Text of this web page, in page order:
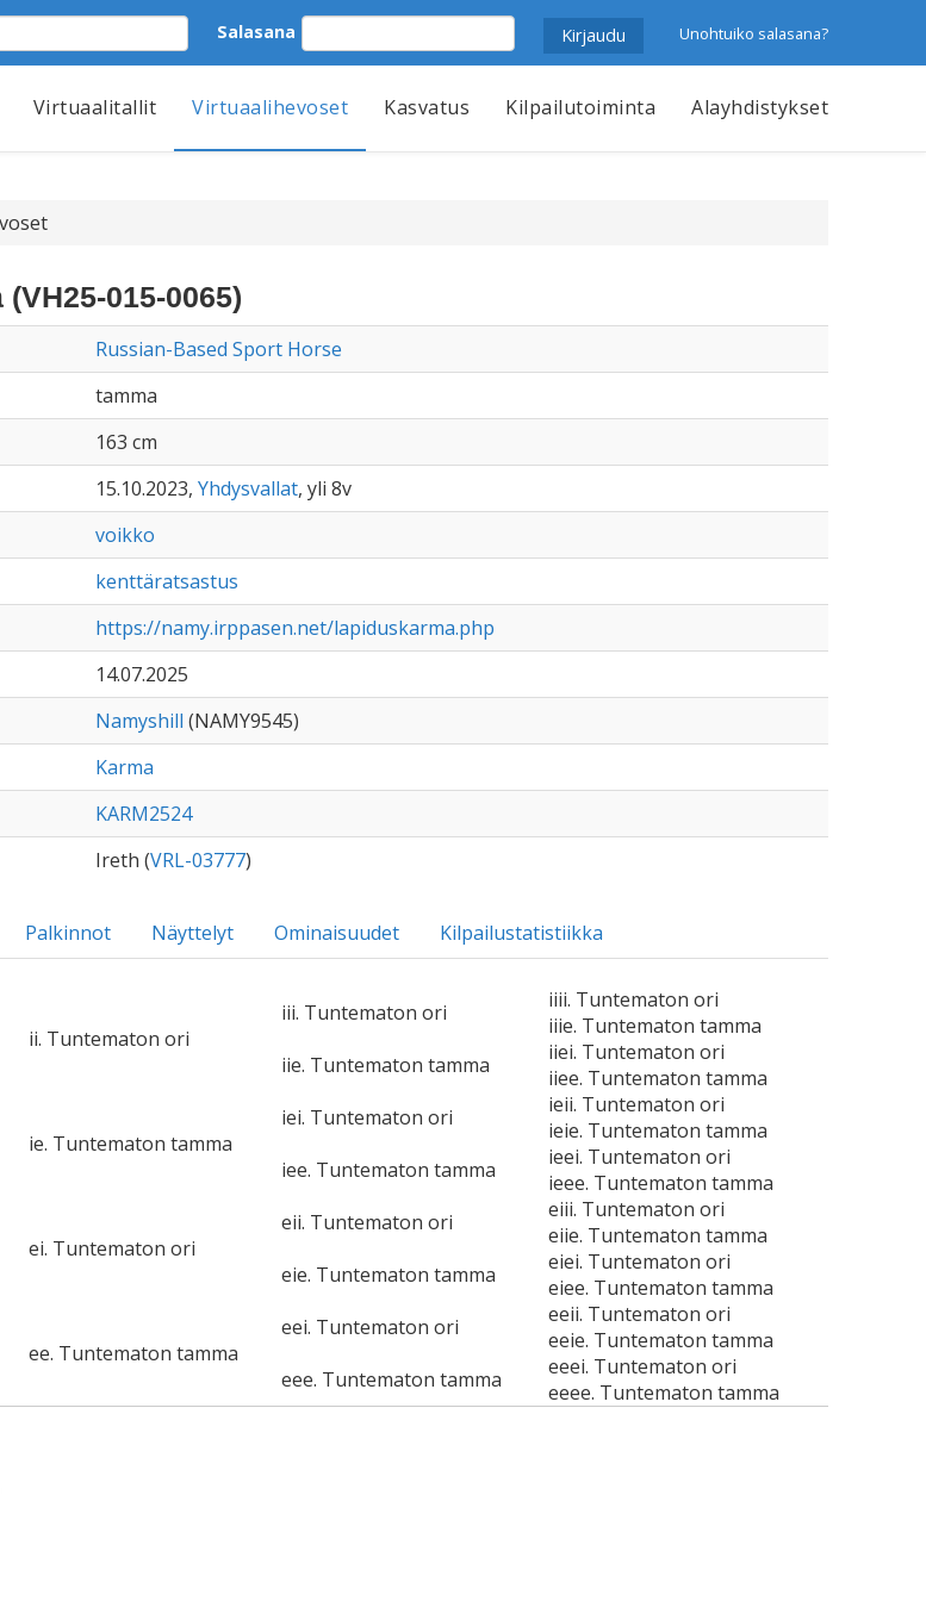
Salasana Unohtuiko salasana?
Virtuaalitallit Virtuaalihevoset Kasvatus Kilpailutoiminta Alayhdistykset
015-0065)
Russian-Based Sport Horse
tamma
163 cm
15.10.2023, Yhdysvallat, yli 8v
voikko
kenttäratsastus
https://namy.irppasen.net/lapiduskarma.php
14.07.2025
Namyshill (NAMY9545)
Karma
KARM2524
Ireth (VRL-03777)
Palkinnot Näyttelyt Ominaisuudet Kilpailustatistiikka
ii. Tuntematon ori
iii. Tuntematon ori
iiii. Tuntematon ori
iiie. Tuntematon tamma
iie. Tuntematon tamma
iiei. Tuntematon ori
iiee. Tuntematon tamma
ie. Tuntematon tamma
iei. Tuntematon ori
ieii. Tuntematon ori
ieie. Tuntematon tamma
iee. Tuntematon tamma
ieei. Tuntematon ori
ieee. Tuntematon tamma
ei. Tuntematon ori
eii. Tuntematon ori
eiii. Tuntematon ori
eiie. Tuntematon tamma
eie. Tuntematon tamma
eiei. Tuntematon ori
eiee. Tuntematon tamma
ee. Tuntematon tamma
eei. Tuntematon ori
eeii. Tuntematon ori
eeie. Tuntematon tamma
eee. Tuntematon tamma
eeei. Tuntematon ori
eeee. Tuntematon tamma